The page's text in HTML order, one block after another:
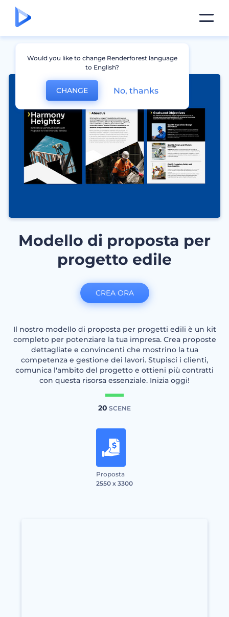
Modello di proposta per
progetto edile
Il nostro modello di proposta per progetti edili è un kit
completo per potenziare la tua impresa. Crea proposte
dettagliate e convincenti che mostrino la tua
competenza e gestione dei lavori. Stupisci i clienti,
comunica l'ambito del progetto e ottieni più contratti
con questa risorsa essenziale. Inizia oggi!
20 SCENE
Proposta
2550 x 3300
CREA ORA
Would you like to change Renderforest language
to English?
CHANGE No, thanks